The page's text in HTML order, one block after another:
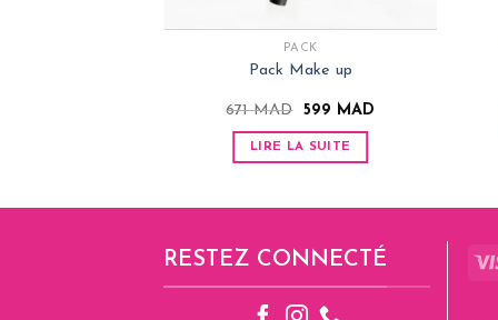
PACK
Pack Make up
671MAD
Le
initial
était :
599 MADLe
LIRE LA SUITE
RESTEZ CONNECTÉ